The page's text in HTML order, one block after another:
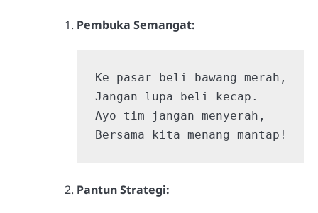
Pembuka Semangat:
Ke pasar beli bawang merah,
Jangan lupa beli kecap.
Ayo tim jangan menyerah,
Bersama kita menang mantap!
Pantun Strategi: